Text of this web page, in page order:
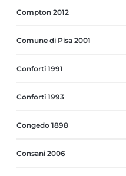
Compton 2012
Comune di Pisa 2001
Conforti 1991
Conforti 1993
Congedo 1898
Consani 2006